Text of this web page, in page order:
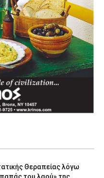
Θεραπείας λόγω